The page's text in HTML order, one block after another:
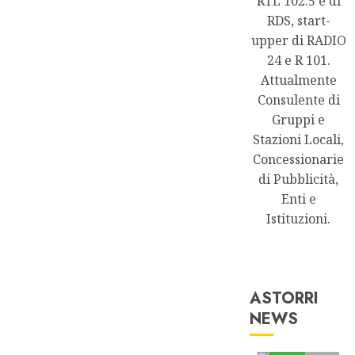
RDS, start-
upper di RADIO
24 e R 101.
Attualmente
Consulente di
Gruppi e
Stazioni Locali,
Concessionarie
di Pubblicità,
Enti e
Istituzioni.
ASTORRI
NEWSAstorri News